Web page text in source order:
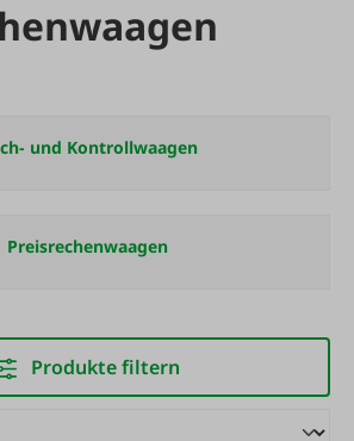
und Kontrollwaagen
Preisrechenwaagen
Produkte filtern